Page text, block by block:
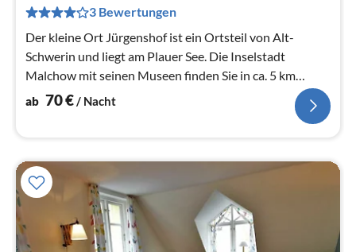
3 Bewertungen
Der kleine Ort Jürgenshof ist ein Ortsteil von Alt-
Schwerin und liegt am Plauer See. Die Inselstadt
Malchow mit seinen Museen finden Sie in ca. 5 km
Entfernung.
ab 70€ / Nacht